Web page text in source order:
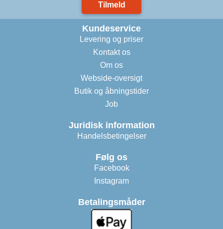
Tilmeld
Kundeservice
Levering og priser
Kontakt os
Om os
Webside-oversigt
Butik og åbningstider
Job
Juridisk information
Handelsbetingelser
Følg os
Facebook
Instagram
Betalingsmåder